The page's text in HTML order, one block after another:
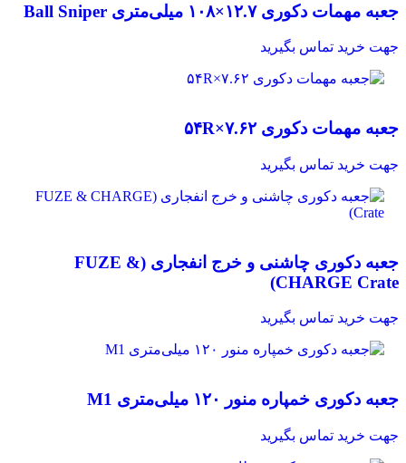
مشاهده سریع
جعبه مهمات دکوری ۱۲.۷×۱۰۸ میلی‌متری Ball Sniper
جهت خرید تماس بگیرید
مشاهده سریع
جعبه مهمات دکوری ۷.۶۲×۵۴R
جهت خرید تماس بگیرید
مشاهده سریع
افزودن به علاقه مندی
جعبه دکوری چاشنی و خرج انفجاری (FUZE &
CHARGE Crate)
جهت خرید تماس بگیرید
مشاهده سریع
جعبه دکوری خمپاره منور ۱۲۰ میلی‌متری M1
جهت خرید تماس بگیرید